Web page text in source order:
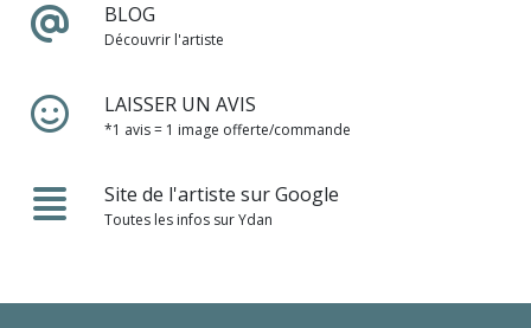
BLOG
Découvrir l'artiste
LAISSER UN AVIS
*1 avis = 1 image offerte/commande
Site de l'artiste sur Google
Toutes les infos sur Ydan